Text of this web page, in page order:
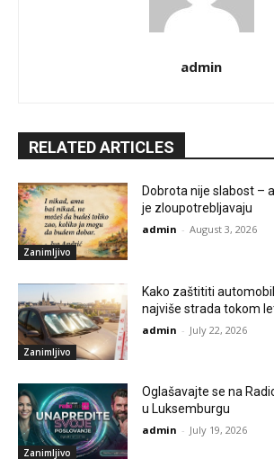
admin
RELATED ARTICLES
Zanimljivo
Dobrota nije slabost –
je zloupotrebljavaju
admin - August 3, 2026
Zanimljivo
Kako zaštititi
najviše strada tokom
admin - July 22, 2026
Zanimljivo
Oglašavajte se na
u Luksemburgu
admin - July 19, 2026